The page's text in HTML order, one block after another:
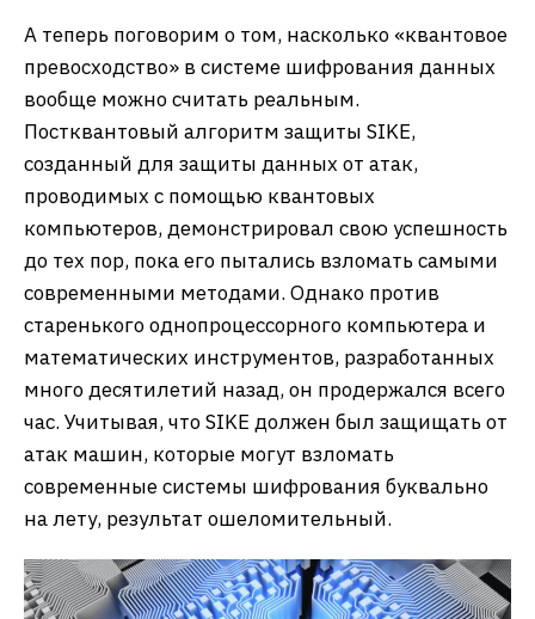
А теперь поговорим о том, насколько «квантовое
превосходство» в системе шифрования данных
вообще можно считать реальным.
Постквантовый алгоритм защиты SIKE,
созданный для защиты данных от атак,
проводимых с помощью квантовых
компьютеров, демонстрировал свою успешность
до тех пор, пока его пытались взломать самыми
современными методами. Однако против
старенького однопроцессорного компьютера и
математических инструментов, разработанных
много десятилетий назад, он продержался всего
час. Учитывая, что SIKE должен был защищать от
атак машин, которые могут взломать
современные системы шифрования буквально
на лету, результат ошеломительный.